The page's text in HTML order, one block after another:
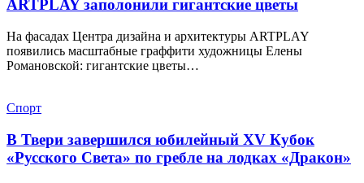
ARTPLAY заполонили гигантские цветы
На фасадах Центра дизайна и архитектуры ARTPLAY
появились масштабные граффити художницы Елены
Романовской: гигантские цветы…
Спорт
В Твери завершился юбилейный XV Кубок
«Русского Света» по гребле на лодках «Дракон»